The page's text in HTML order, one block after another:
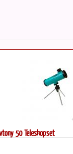
Panoptic 41mm